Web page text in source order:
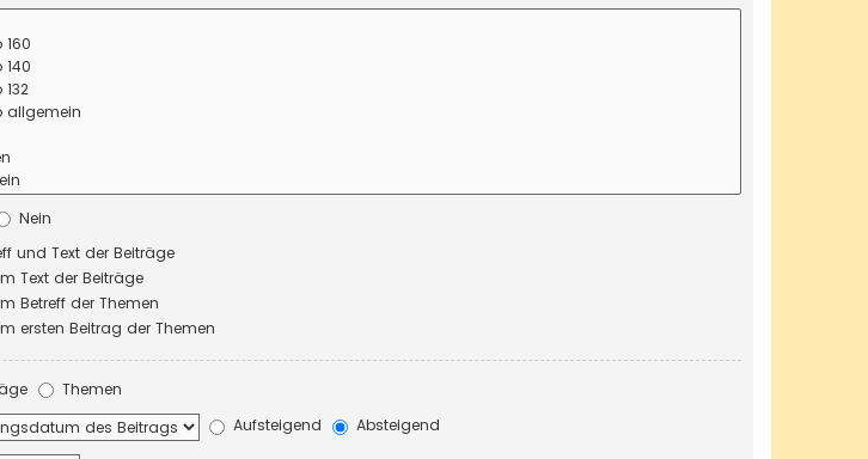
Nein
und Text der Beiträge
Text der Beiträge
Betreff der Themen
ersten Beitrag der Themen
Themen
Aufsteigend
Absteigend